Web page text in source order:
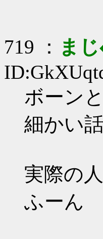
719 ： まじ
ボーン
細かい
実際の
ふーん